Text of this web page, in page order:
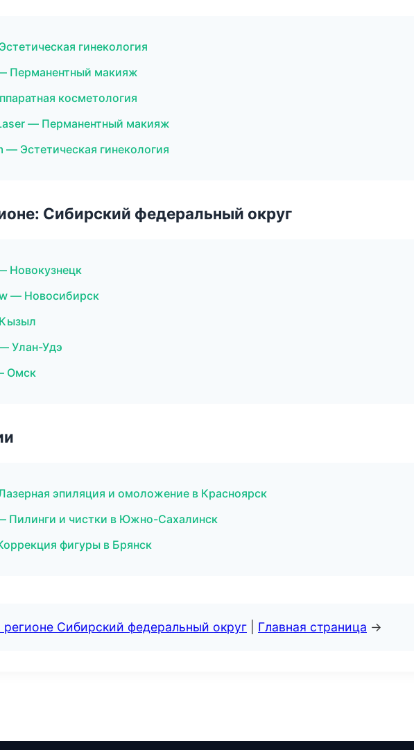
гинекология
Перманентный макияж
косметология
— Перманентный макияж
— Эстетическая гинекология
Сибирский федеральный округ
Новокузнецк
— Новосибирск
Улан-Удэ
Омск
эпиляция и омоложение в Красноярск
Пилинги и чистки в Южно-Сахалинск
фигуры в Брянск
регионе Сибирский федеральный округ Главная страница →